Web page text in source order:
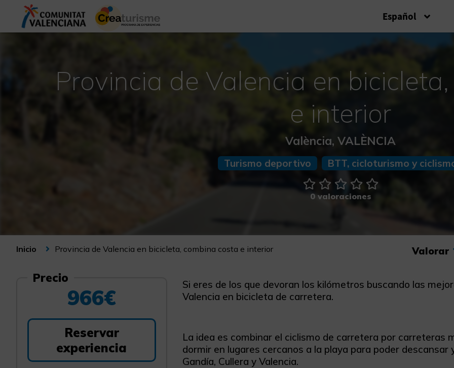
Español
Provincia de Valencia en
e interior
València, VALÈNCIA
Turismo deportivo BTT, cicloturismo y
0 valoraciones
Valorar
Inicio Provincia de Valencia en bicicleta, combina costa e interior
Precio
966€
Reservar
experiencia
Si eres de los que devoran los kilómetros buscando las
Valencia en bicicleta de carretera.
La idea es combinar el ciclismo de carretera por carreteras
dormir en lugares cercanos a la playa para poder
Gandía, Cullera y Valencia.